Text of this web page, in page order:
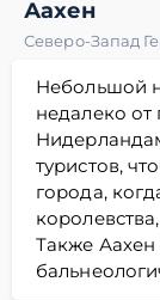
Аахен
Северо-Запад
Небольшой
недалеко от
туристов,
города,
Также Аахен